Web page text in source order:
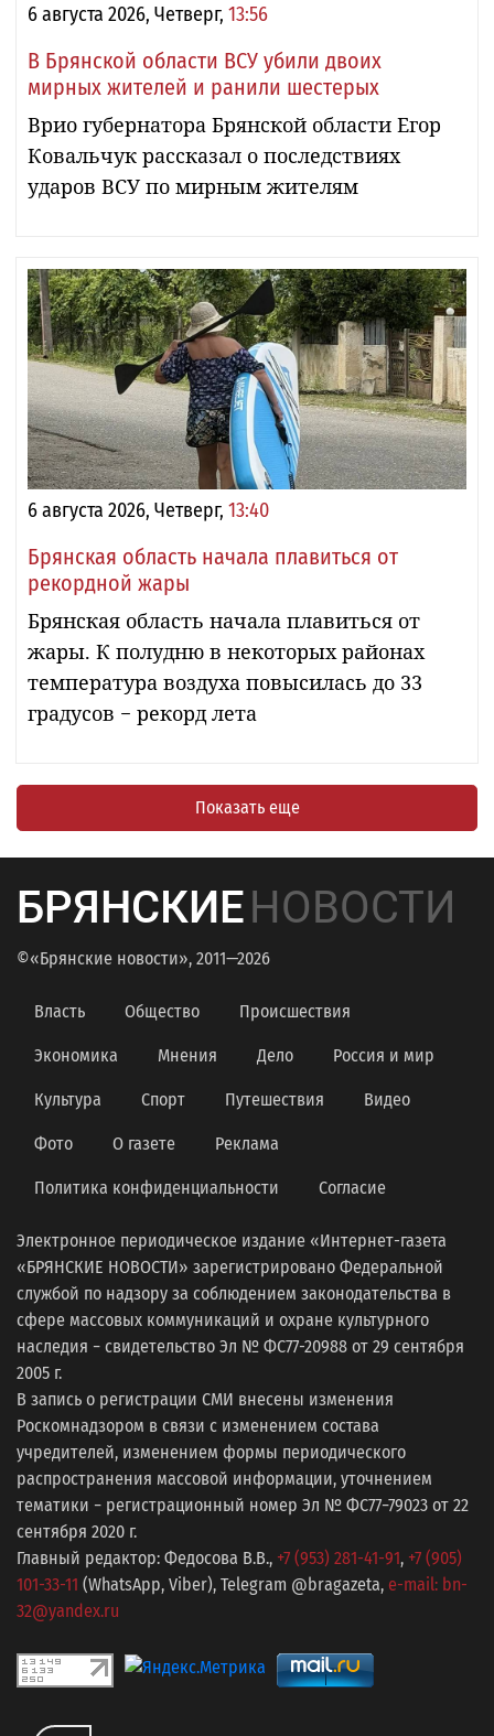
6 августа 2026, Четверг, 13:56
В Брянской области ВСУ убили двоих
мирных жителей и ранили шестерых
Врио губернатора Брянской области Егор
Ковальчук рассказал о последствиях
ударов ВСУ по мирным жителям
6 августа 2026, Четверг, 13:40
Брянская область начала плавиться от
рекордной жары
Брянская область начала плавиться от
жары. К полудню в некоторых районах
температура воздуха повысилась до 33
градусов − рекорд лета
Показать еще
БРЯНСКИЕНОВОСТИ
©«Брянские новости», 2011—2026
Власть Общество Происшествия
Экономика Мнения Дело Россия и мир
Культура Спорт Путешествия Видео
Фото О газете Реклама
Политика конфиденциальности Согласие
Электронное периодическое издание «Интернет-газета
«БРЯНСКИЕ НОВОСТИ» зарегистрировано Федеральной
службой по надзору за соблюдением законодательства в
сфере массовых коммуникаций и охране культурного
наследия − свидетельство Эл № ФС77-20988 от 29 сентября
2005 г.
В запись о регистрации СМИ внесены изменения
Роскомнадзором в связи с изменением состава
учредителей, изменением формы периодического
распространения массовой информации, уточнением
тематики − регистрационный номер Эл № ФС77−79023 от 22
сентября 2020 г.
Главный редактор: Федосова В.В., +7 (953) 281-41-91, +7 (905)
101-33-11 (WhatsApp, Viber), Telegram @bragazeta, e-mail: bn-
32@yandex.ru